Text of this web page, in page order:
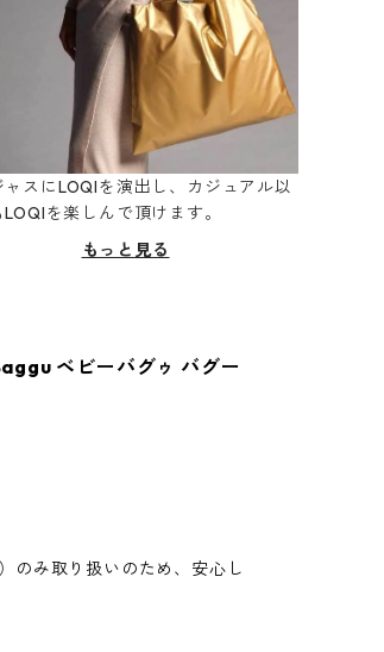
ャスにLOQIを演出し、カジュアル以
を楽しんで頂けます。
もっと見る
ベビーバグゥ バグー
のみ取り扱いのため、安心し